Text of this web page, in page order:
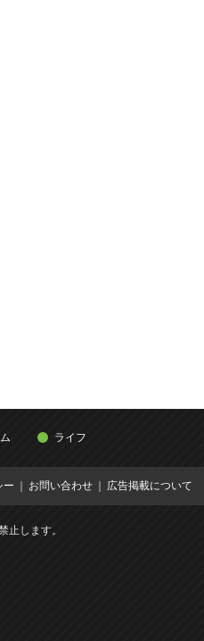
ライフ
ー お問い合わせ 広告掲載について
止します。